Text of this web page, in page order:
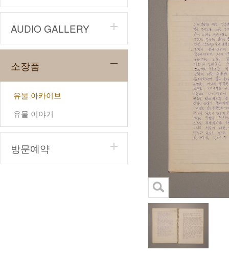
AUDIO GALLERY
소장품
유물 아카이브
유물 이야기
방문예약